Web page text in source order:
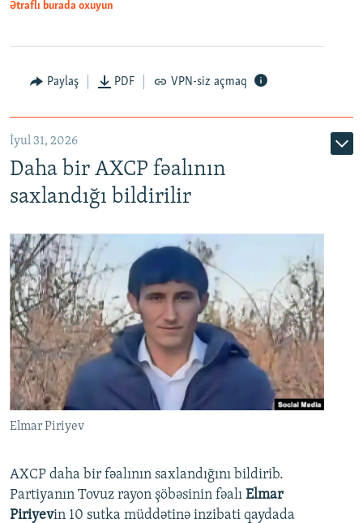
Ətraflı burada oxuyun
Paylaş PDF VPN-siz açmaq
İyul 31, 2026
Daha bir AXCP fəalının
saxlandığı bildirilir
Elmar Piriyev
AXCP daha bir fəalının saxlandığını bildirib.
Partiyanın Tovuz rayon şöbəsinin fəalı Elmar
Piriyevin 10 sutka müddətinə inzibati qaydada